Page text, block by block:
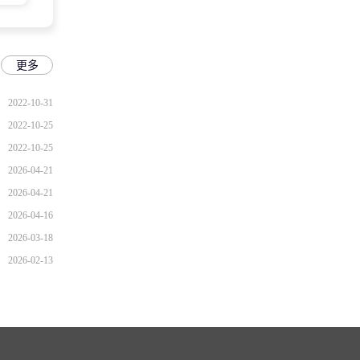
更多
2022-10-31
2022-10-25
2022-10-25
2026-04-21
2026-04-21
2026-04-16
2026-03-18
2026-02-13